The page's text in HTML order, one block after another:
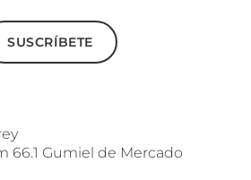
SUSCRÍBETE
66.1 Gumiel de Mercado